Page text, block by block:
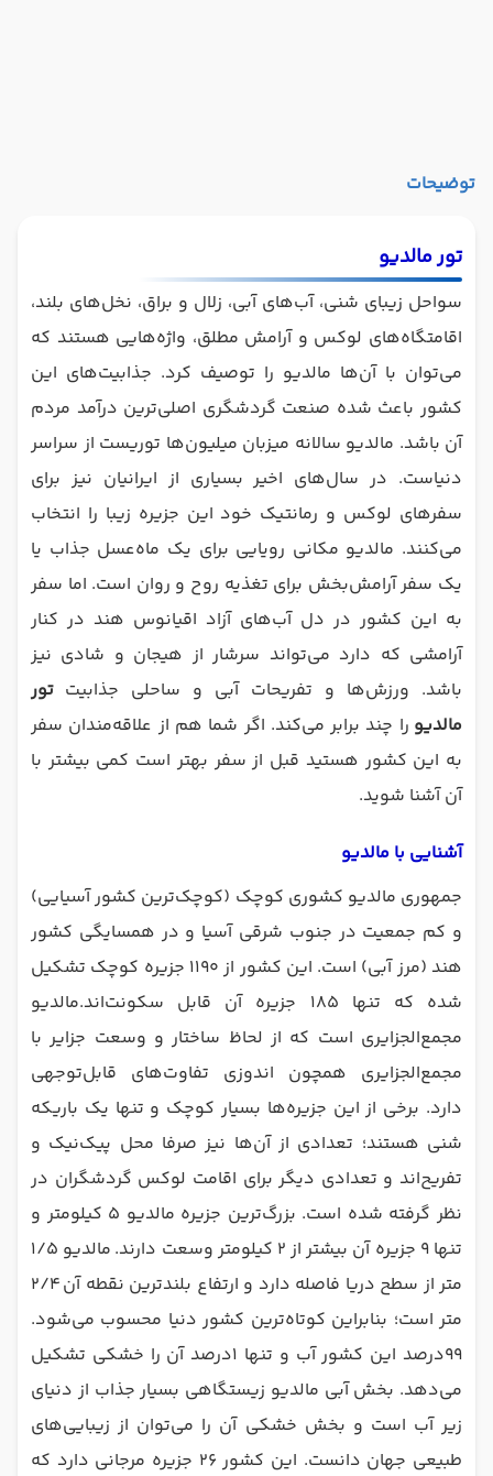
توضیحات
تور مالدیو
سواحل زیبای شنی، آب‌های آبی، زلال و براق، نخل‌های بلند،
اقامتگاه‌های لوکس و آرامش مطلق، واژه‌هایی هستند که
می‌توان با آن‌ها مالدیو را توصیف کرد. جذابیت‌های این
کشور باعث شده صنعت گردشگری اصلی‌ترین درآمد مردم
آن باشد. مالدیو سالانه میزبان میلیون‌ها توریست از سراسر
دنیاست. در سال‌های اخیر بسیاری از ایرانیان نیز برای
سفرهای لوکس و رمانتیک خود این جزیره زیبا را انتخاب
می‌کنند. مالدیو مکانی رویایی برای یک ماه‌عسل جذاب یا
یک سفر آرامش‌بخش برای تغذیه روح و روان است. اما سفر
به این کشور در دل آب‌های آزاد اقیانوس هند در کنار
آرامشی که دارد می‌تواند سرشار از هیجان و شادی نیز
باشد. ورزش‌ها و تفریحات آبی و ساحلی جذابیت تور
مالدیو را چند برابر می‌کند. اگر شما هم از علاقه‌مندان سفر
به این کشور هستید قبل از سفر بهتر است کمی بیشتر با
آن آشنا شوید.
آشنایی با مالدیو
جمهوری مالدیو کشوری کوچک (کوچک‌ترین کشور آسیایی)
و کم جمعیت در جنوب شرقی آسیا و در همسایگی کشور
هند (مرز آبی) است. این کشور از ۱۱۹۰ جزیره کوچک تشکیل
شده که تنها ۱۸۵ جزیره آن قابل سکونت‌اند.مالدیو
مجمع‌الجزایری است که از لحاظ ساختار و وسعت جزایر با
مجمع‌الجزایری همچون اندوزی تفاوت‌های قابل‌توجهی
دارد. برخی از این جزیره‌ها بسیار کوچک و تنها یک باریکه
شنی هستند؛ تعدادی از آن‌ها نیز صرفا محل پیک‌نیک و
تفریح‌اند و تعدادی دیگر برای اقامت لوکس گردشگران در
نظر گرفته شده است. بزرگ‌ترین جزیره مالدیو ۵ کیلومتر و
تنها ۹ جزیره آن بیشتر از ۲ کیلومتر وسعت دارند. مالدیو ۱/۵
متر از سطح دریا فاصله دارد و ارتفاع بلندترین نقطه آن ۲/۴
متر است؛ بنابراین کوتاه‌ترین کشور دنیا محسوب می‌شود.
۹۹‌درصد این کشور آب و تنها ۱‌درصد آن را خشکی تشکیل
می‌دهد. بخش آبی مالدیو زیستگاهی بسیار جذاب از دنیای
زیر آب است و بخش خشکی آن را می‌توان از زیبایی‌های
طبیعی جهان دانست. این کشور ۲۶ جزیره مرجانی دارد که